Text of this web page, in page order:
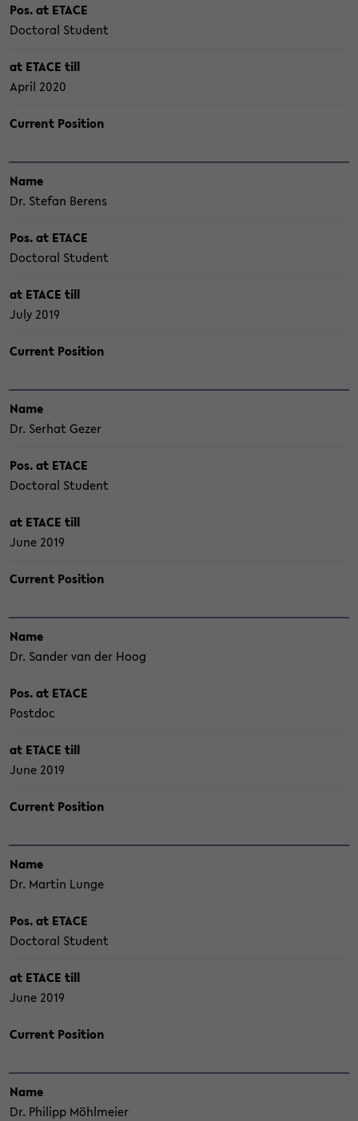
Pos. at ETACE
Doc­to­ral Stu­dent
at ETACE till
April 2020
Cur­rent Po­si­ti­on
Name
Dr. Ste­fan Be­rens
Pos. at ETACE
Doc­to­ral Stu­dent
at ETACE till
July 2019
Cur­rent Po­si­ti­on
Name
Dr. Ser­hat Gezer
Pos. at ETACE
Doc­to­ral Stu­dent
at ETACE till
June 2019
Cur­rent Po­si­ti­on
Name
Dr. San­der van der Hoog
Pos. at ETACE
Post­doc
at ETACE till
June 2019
Cur­rent Po­si­ti­on
Name
Dr. Mar­tin Lunge
Pos. at ETACE
Doc­to­ral Stu­dent
at ETACE till
June 2019
Cur­rent Po­si­ti­on
Name
Dr. Phil­ipp Möhl­mei­er